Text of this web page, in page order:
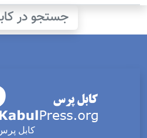
جستجو در
کابل